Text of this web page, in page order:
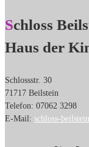
Schloss
Haus der
Schlossstr. 30
71717 Beilstein
Telefon: 07062 3298
E-Mail: schloss-